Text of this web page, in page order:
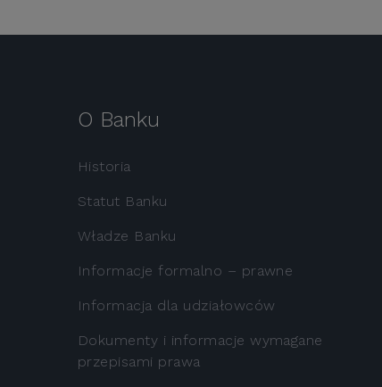
O Banku
Historia
Statut Banku
Władze Banku
Informacje formalno – prawne
Informacja dla udziałowców
Dokumenty i informacje wymagane
przepisami prawa